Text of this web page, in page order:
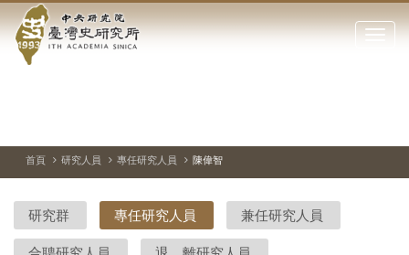
到中
央
院-
臺
灣
點
閉
站
停、
圖
圖
結
首頁 研究人員 專任研究人員 陳偉智
研究群 專任研究人員 兼任研究人員